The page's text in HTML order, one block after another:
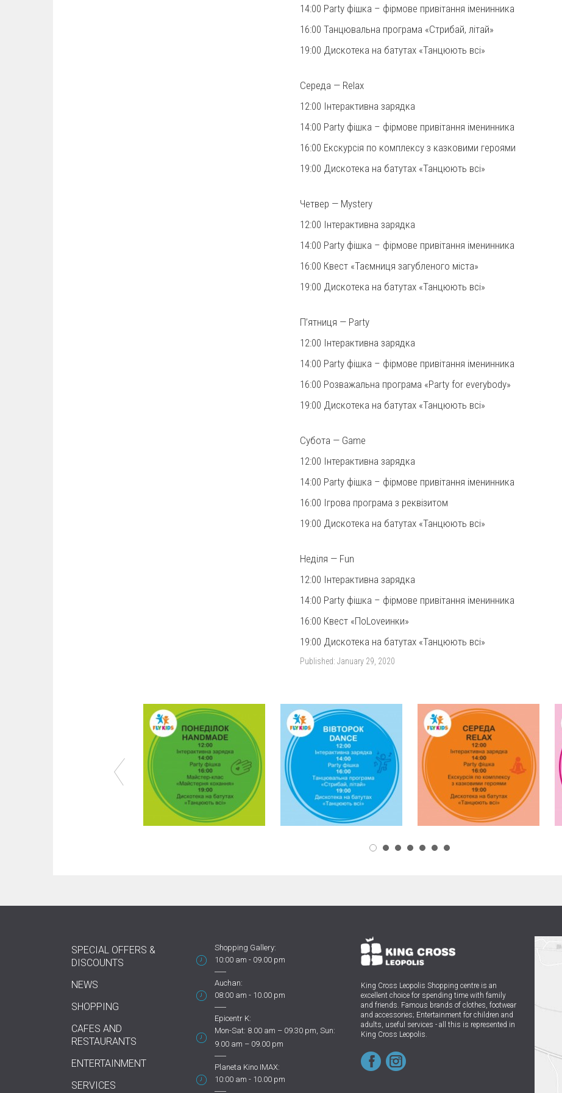
14:00 Party фішка – фірмове привітання іменинника
16:00 Танцювальна програма «Стрибай, літай»
19:00 Дискотека на батутах «Танцюють всі»
Середа — Relax
12:00 Інтерактивна зарядка
14:00 Party фішка – фірмове привітання іменинника
16:00 Екскурсія по комплексу з казковими героями
19:00 Дискотека на батутах «Танцюють всі»
Четвер — Mystery
12:00 Інтерактивна зарядка
14:00 Party фішка – фірмове привітання іменинника
16:00 Квест «Таємниця загубленого міста»
19:00 Дискотека на батутах «Танцюють всі»
П’ятниця — Party
12:00 Інтерактивна зарядка
14:00 Party фішка – фірмове привітання іменинника
16:00 Розважальна програма «Party for everybody»
19:00 Дискотека на батутах «Танцюють всі»
Субота — Game
12:00 Інтерактивна зарядка
14:00 Party фішка – фірмове привітання іменинника
16:00 Ігрова програма з реквізитом
19:00 Дискотека на батутах «Танцюють всі»
Неділя — Fun
12:00 Інтерактивна зарядка
14:00 Party фішка – фірмове привітання іменинника
16:00 Квест «ПоLovеинки»
19:00 Дискотека на батутах «Танцюють всі»
Published: January 29, 2020
SPECIAL OFFERS &
DISCOUNTS
NEWS
SHOPPING
CAFES AND
RESTAURANTS
ENTERTAINMENT
SERVICES
Shopping Gallery:
10:00 am - 09.00 pm
Auchan:
08:00 am - 10.00 pm
Epicentr K:
Mon-Sat: 8.00 am – 09.30 pm, Sun:
9.00 am – 09.00 pm
Planeta Kino IMAX:
10:00 am - 10.00 pm
King Cross Leopolis Shopping centre is an
excellent choice for spending time with family
and friends. Famous brands of clothes, footwear
and accessories; Entertainment for children and
adults, useful services - all this is represented in
King Cross Leopolis.